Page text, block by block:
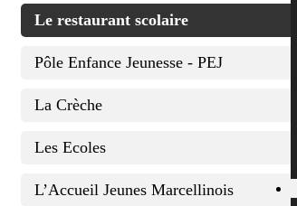
Le restaurant scolaire
Pôle Enfance Jeunesse - PEJ
La Crèche
Les Ecoles
L’Accueil Jeunes Marcellinois